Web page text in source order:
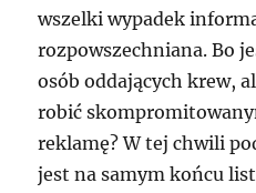
wszelki wypadek
rozpowszechniana. Bo
osób oddających krew,
robić
reklamę? W tej chwili
jest na samym końcu